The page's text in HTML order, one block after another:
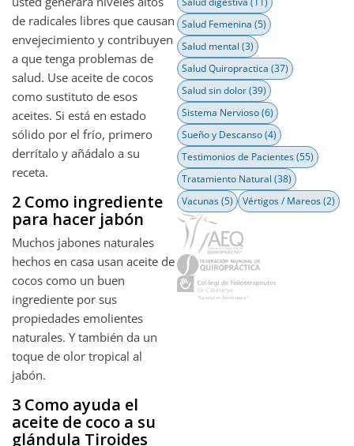
de radicales libres que causan
envejecimiento y contribuyen
a que tenga problemas de
salud. Use aceite de cocos
como sustituto de esos
aceites. Si está en estado
sólido por el frío, primero
derrítalo y añádalo a su
receta.
2 Como ingrediente
para hacer jabón
Muchos jabones naturales
hechos en casa usan aceite de
cocos como un buen
ingrediente por sus
propiedades emolientes
naturales. Y también da un
toque de olor tropical al
jabón.
3 Como ayuda el
aceite de coco a su
glándula Tiroides
Salud Femenina (5)
Salud mental (3)
Salud Quiropractica (37)
Salud sin dolor(39)
Sistema Nervioso(6)
Sueño y Descanso(4)
Testimonios de Pacientes(55)
Tratamiento Natural (38)
Vacunas(5) Vértigos / Mareos(2)